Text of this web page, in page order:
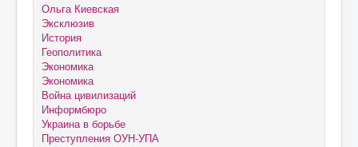
Ольга Киевская
Эксклюзив
История
Геополитика
Экономика
Экономика
Война цивилизаций
Информбюро
Украина в борьбе
Преступления ОУН-УПА